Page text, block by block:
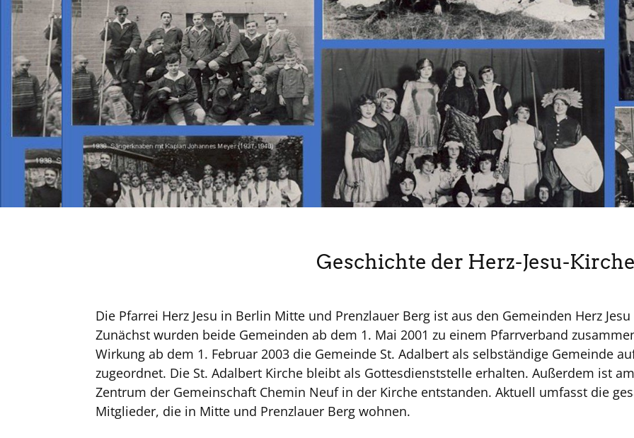
Geschichte der Herz-Jesu-
Die Pfarrei Herz Jesu in Berlin Mitte und Prenzlauer Berg ist aus den Gemeinden Herz
Zunächst wurden beide Gemeinden ab dem 1. Mai 2001 zu einem Pfarrverband
Wirkung ab dem 1. Februar 2003 die Gemeinde St. Adalbert als selbständige Gemeinde
zugeordnet. Die St. Adalbert Kirche bleibt als Gottesdienststelle erhalten. Außerdem ist
Zentrum der Gemeinschaft Chemin Neuf in der Kirche entstanden. Aktuell umfasst die
Mitglieder, die in Mitte und Prenzlauer Berg wohnen.